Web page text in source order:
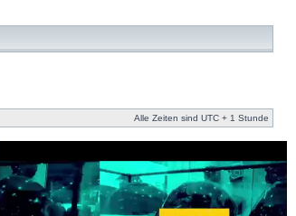
Alle Zeiten sind UTC + 1 Stunde
Du darfstkeine
neuen Themen in diesem Forum erstellen.
Du darfst keineAntworten zu Themen in diesem Forum erstellen.